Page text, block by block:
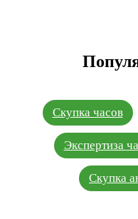
Скупка часов
Экспертиза
Скупка